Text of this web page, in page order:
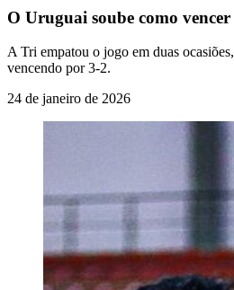
O Uruguai soube como
A Tri empatou o jogo em duas
vencendo por 3-2.
24 de janeiro de 2026